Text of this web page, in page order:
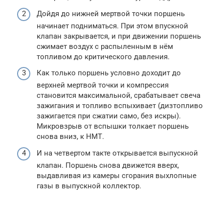
Дойдя до нижней мертвой точки поршень
начинает подниматься. При этом впускной
клапан закрывается, и при движении поршень
сжимает воздух с распыленным в нём
топливом до критического давления.
Как только поршень условно доходит до
верхней мертвой точки и компрессия
становится максимальной, срабатывает свеча
зажигания и топливо вспыхивает (дизтопливо
зажигается при сжатии само, без искры).
Микровзрыв от вспышки толкает поршень
снова вниз, к НМТ.
И на четвертом такте открывается выпускной
клапан. Поршень снова движется вверх,
выдавливая из камеры сгорания выхлопные
газы в выпускной коллектор.